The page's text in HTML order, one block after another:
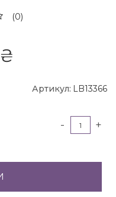
(0)
₴
Артикул: LB13366
- +